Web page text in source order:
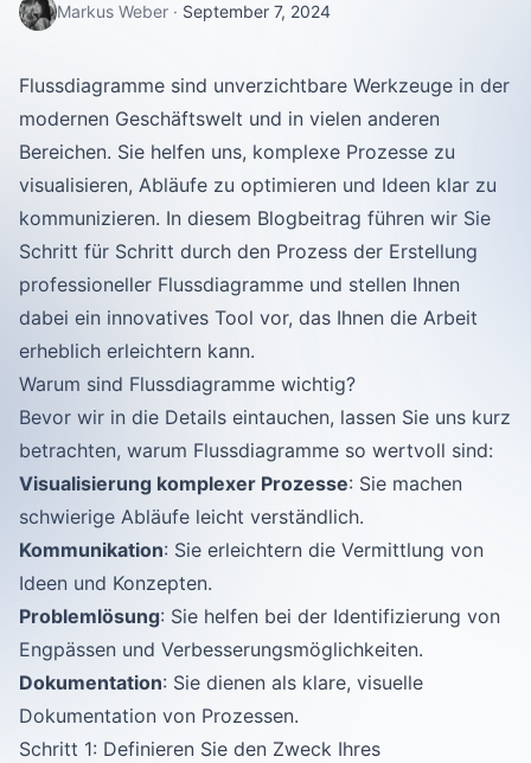
Markus Weber · September 7, 2024
Flussdiagramme sind unverzichtbare Werkzeuge in der
modernen Geschäftswelt und in vielen anderen
Bereichen. Sie helfen uns, komplexe Prozesse zu
visualisieren, Abläufe zu optimieren und Ideen klar zu
kommunizieren. In diesem Blogbeitrag führen wir Sie
Schritt für Schritt durch den Prozess der Erstellung
professioneller Flussdiagramme und stellen Ihnen
dabei ein innovatives Tool vor, das Ihnen die Arbeit
erheblich erleichtern kann.
Warum sind Flussdiagramme wichtig?
Bevor wir in die Details eintauchen, lassen Sie uns kurz
betrachten, warum Flussdiagramme so wertvoll sind:
Visualisierung komplexer Prozesse: Sie machen
schwierige Abläufe leicht verständlich.
Kommunikation: Sie erleichtern die Vermittlung von
Ideen und Konzepten.
Problemlösung: Sie helfen bei der Identifizierung von
Engpässen und Verbesserungsmöglichkeiten.
Dokumentation: Sie dienen als klare, visuelle
Dokumentation von Prozessen.
Schritt 1: Definieren Sie den Zweck Ihres